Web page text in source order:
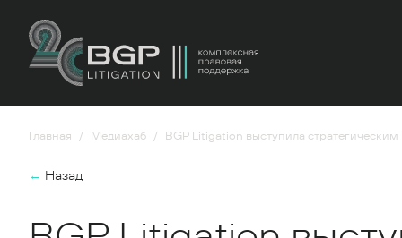
Главная Медиахаб BGP Litigation выступила
← Назад